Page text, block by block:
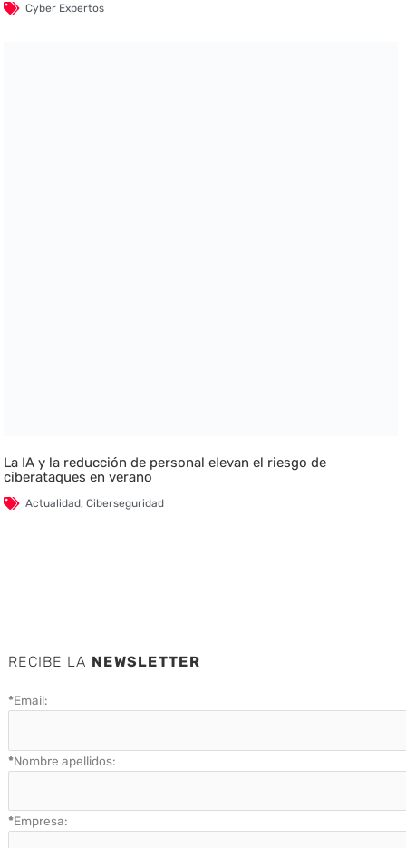
Cyber Expertos
La IA y la reducción de personal elevan el riesgo de
ciberataques en verano
Actualidad,Ciberseguridad
RECIBE LA NEWSLETTER
*Email:
*Nombre apellidos:
*Empresa: